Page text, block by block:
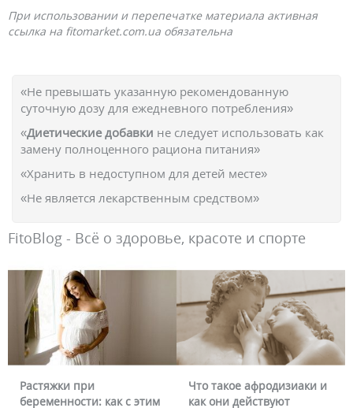
При использовании и перепечатке материала активная
ссылка на fitomarket.com.ua обязательна
«Не превышать указанную рекомендованную
суточную дозу для ежедневного потребления»
«Диетические добавки не следует использовать как
замену полноценного рациона питания»
«Хранить в недоступном для детей месте»
«Не является лекарственным средством»
FitoBlog - Всё о здоровье, красоте и спорте
как с этим
Что такое афродизиаки и
как они действуют
Почему
можно ли это